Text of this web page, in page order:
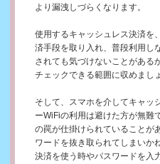
より漏洩しづらくなります。
使用するキャッシュレス決済を
済手段を取り入れ、普段利用し
されても気づけないことがある
チェックできる範囲に収めまし
そして、スマホを介してキャッ
ーWiFiの利用は避けた方が無難
の罠が仕掛けられていることが
ワードを抜き取られてしまいか
決済を使う時やパスワードを入